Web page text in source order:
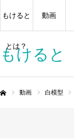
もけると
もけると
とは？
動画
動画 白模型